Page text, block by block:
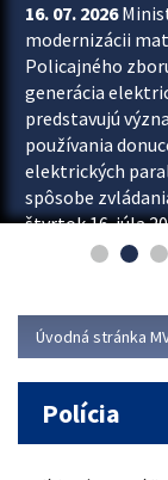
16. 07. 2026
modernizácii
Policajného
generácia
predstavujú
používania
elektrických
spôsobe
štvrtok 16. júla
Rastislav
Úvodná stránka
Polícia